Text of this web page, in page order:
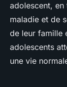
adolescent,
maladie et de
de leur famille
adolescents
une vie